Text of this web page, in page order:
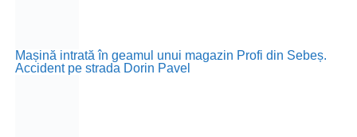
Mașină intrată în geamul unui magazin Profi din Sebeș.
Accident pe strada Dorin Pavel